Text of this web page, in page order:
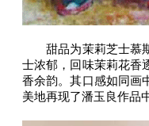
甜品为茉莉芝士慕斯
士浓郁，回味茉莉花香
香余韵。其口感如同画
美地再现了潘玉良作品